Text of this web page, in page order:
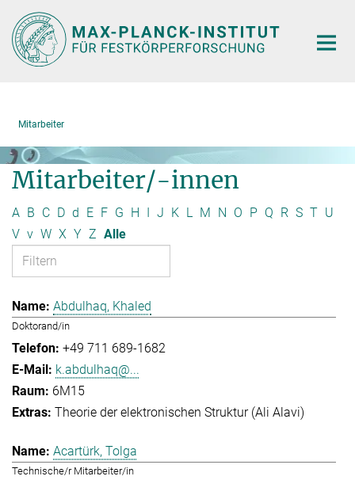
Hauptinhalt
Mitarbeiter
Mitarbeiter/-innen
A B C D d E F G H J K L M N O P Q R S T U
V v W X Y Z Alle
Abdulhaq, Khaled
Doktorand/in
+49 711 689-1682
k.abdulhaq@...
6M15
Theorie der elektronischen Struktur (Ali Alavi)
Acartürk, Tolga
Technische/r Mitarbeiter/in